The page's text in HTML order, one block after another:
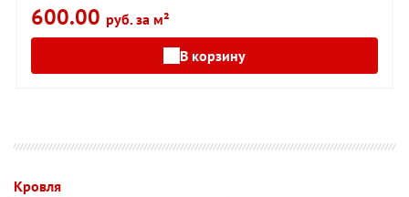
600.00 руб. за м²
В корзину
Кровля